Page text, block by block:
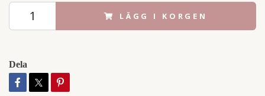
LÄGG I KORGEN
Dela